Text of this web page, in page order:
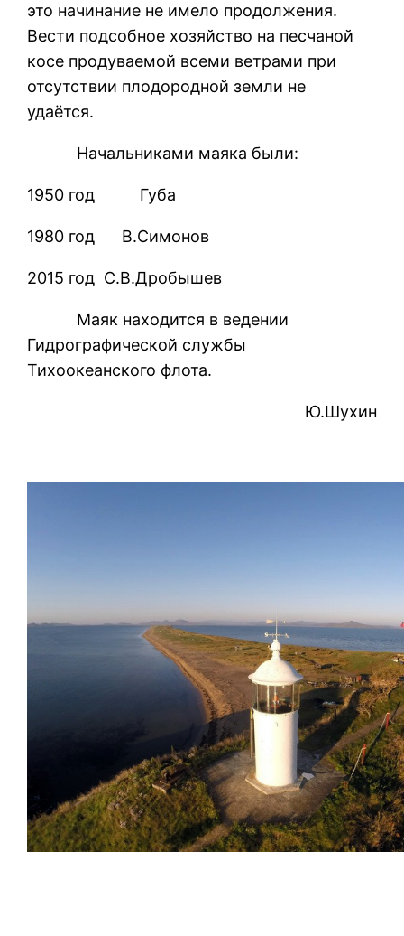
это начинание не имело продолжения.
Вести подсобное хозяйство на песчаной
косе продуваемой всеми ветрами при
отсутствии плодородной земли не
удаётся.
Начальниками маяка были:
1950 год Губа
1980 год В.Симонов
2015 год С.В.Дробышев
Маяк находится в ведении
Гидрографической службы
Тихоокеанского флота.
Ю.Шухин